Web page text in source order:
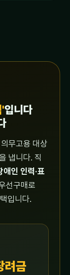
'입니다
무고용 대상
냅니다. 직
인 인력·표
선구매로
입니다.
려금